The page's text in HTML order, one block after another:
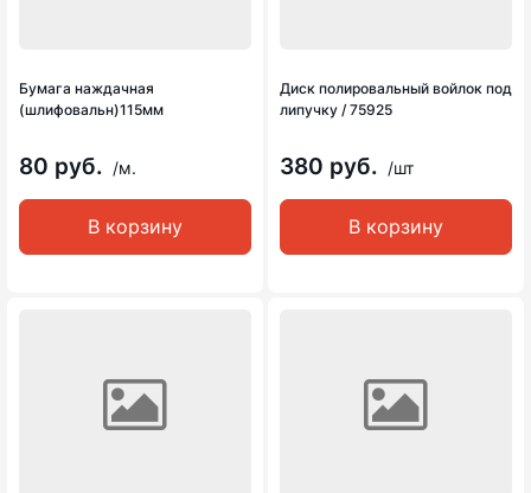
Бумага наждачная
(шлифовальн)115мм
80 руб. /м.
В корзину
Диск полировальный войлок под
липучку / 75925
380 руб. /шт
В корзину